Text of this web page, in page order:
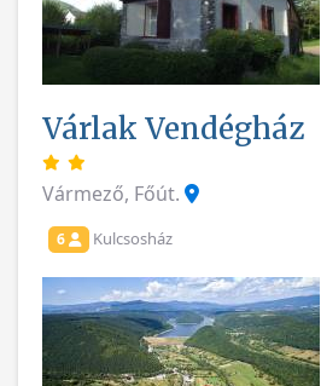
Várlak Vendégház
Vármező, Főút.
6 Kulcsosház